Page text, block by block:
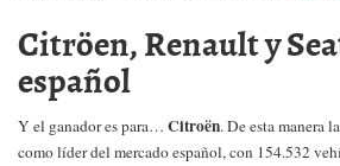
Citröen, Renault y
español
Y el ganador es para… Citroën. De esta manera
como líder del mercado español, con 154.532